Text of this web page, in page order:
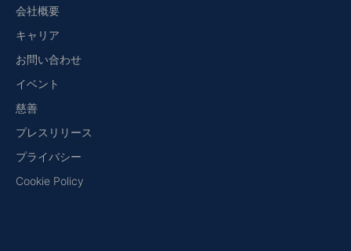
会社概要
キャリア
お問い合わせ
イベント
慈善
プレスリリース
プライバシー
Cookie Policy